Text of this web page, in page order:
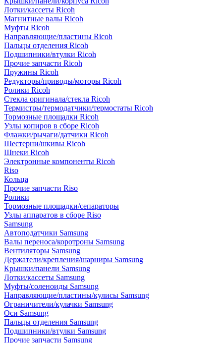
Лотки/кассеты Ricoh
Магнитные валы Ricoh
Муфты Ricoh
Направляющие/пластины Ricoh
Пальцы отделения Ricoh
Подшипники/втулки Ricoh
Прочие запчасти Ricoh
Пружины Ricoh
Редукторы/приводы/моторы Ricoh
Ролики Ricoh
Стекла оригинала/стекла Ricoh
Термистры/термодатчики/термостаты Ricoh
Тормозные площадки Ricoh
Узлы копиров в сборе Ricoh
Флажки/рычаги/датчики Ricoh
Шестерни/шкивы Ricoh
Шнеки Ricoh
Электронные компоненты Ricoh
Riso
Кольца
Прочие запчасти Riso
Ролики
Тормозные площадки/сепараторы
Узлы аппаратов в сборе Riso
Samsung
Автоподатчики Samsung
Валы переноса/коротроны Samsung
Вентиляторы Samsung
Держатели/крепления/шарниры Samsung
Крышки/панели Samsung
Лотки/кассеты Samsung
Муфты/соленоиды Samsung
Направляющие/пластины/кулисы Samsung
Ограничители/кулачки Samsung
Оси Samsung
Пальцы отделения Samsung
Подшипники/втулки Samsung
Прочие запчасти Samsung